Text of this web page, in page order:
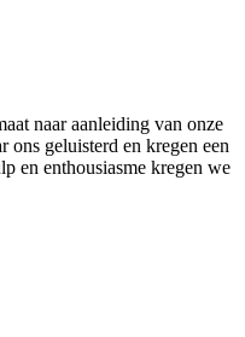
naar aanleiding van onze
ons geluisterd en kregen een
en enthousiasme kregen we